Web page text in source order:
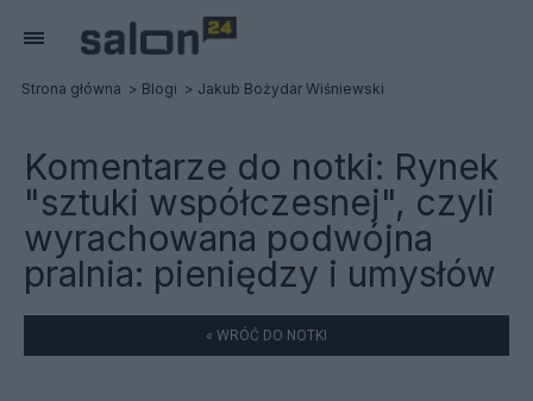
Strona główna Blogi Jakub Bożydar Wiśniewski
Komentarze do notki: Rynek
"sztuki współczesnej", czyli
wyrachowana podwójna
pralnia: pieniędzy i umysłów
« WRÓĆ DO NOTKI